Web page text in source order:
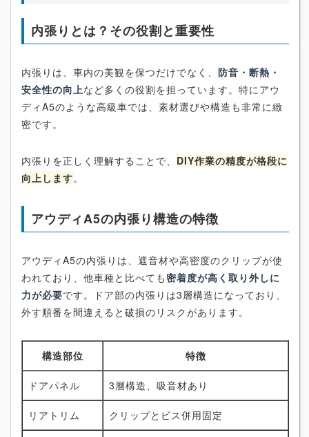
内張りとは？その役割と重要性
内張りは、車内の美観を保つだけでなく、 防音・断熱・
安全性の向上など多くの役割を担っています。特にアウ
ディA5のような高級車では、素材選びや構造も非常に緻
密です。
内張りを正しく理解することで、 DIY作業の精度が格段に
向上します。
アウディA5の内張り構造の特徴
アウディA5の内張りは、遮音材や高密度のクリップが使
われており、他車種と比べても密着度が高く取り外しに
力が必要です。ドア部の内張りは3層構造になっており、
外す順番を間違えると破損のリスクがあります。
構造部位 特徴
ドアパネル 3層構造、吸音材あり
リアトリム クリップとビス併用固定